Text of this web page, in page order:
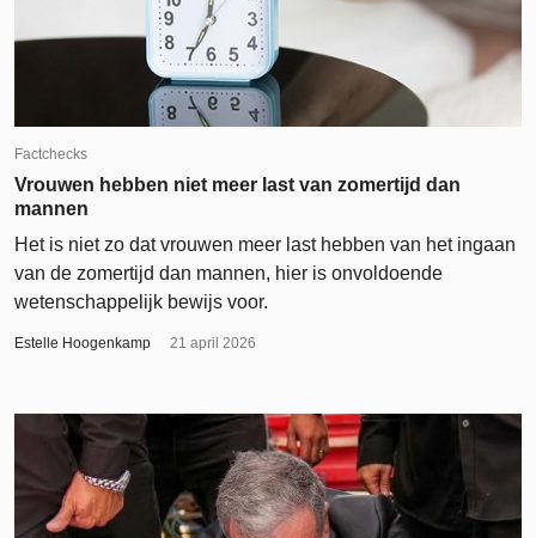
Factchecks
Vrouwen hebben niet meer last van zomertijd dan
mannen
Het is niet zo dat vrouwen meer last hebben van het ingaan
van de zomertijd dan mannen, hier is onvoldoende
wetenschappelijk bewijs voor.
Estelle Hoogenkamp 21 april 2026